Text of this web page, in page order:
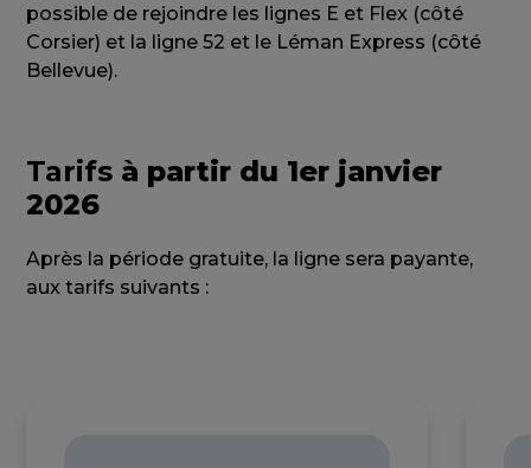
possible de rejoindre les lignes E et Flex (côté
Corsier) et la ligne 52 et le Léman Express (côté
Bellevue).
Tarifs à partir du 1er janvier
2026
Après la période gratuite, la ligne sera payante,
aux tarifs suivants :